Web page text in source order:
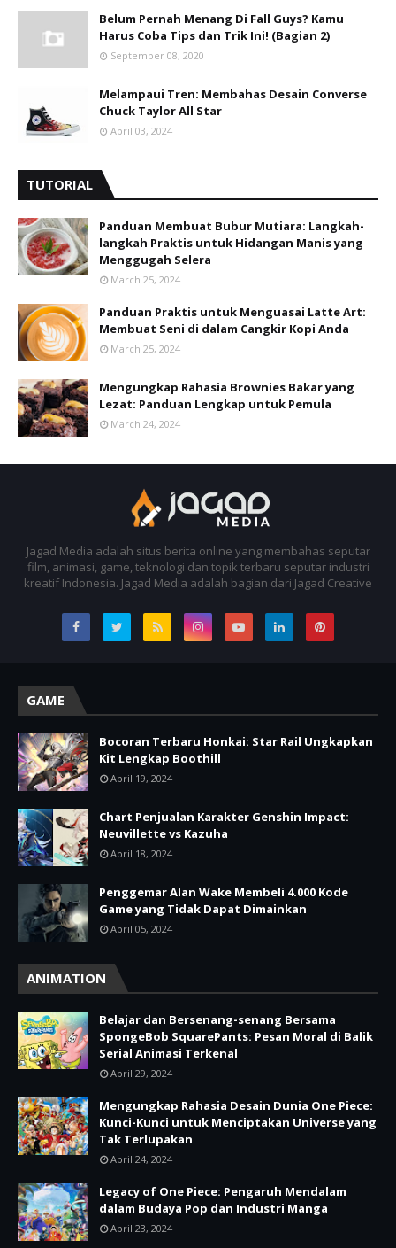
Belum Pernah Menang Di Fall Guys? Kamu
Harus Coba Tips dan Trik Ini! (Bagian 2)
September 08, 2020
Melampaui Tren: Membahas Desain Converse
Chuck Taylor All Star
April 03, 2024
TUTORIAL
Panduan Membuat Bubur Mutiara: Langkah-
langkah Praktis untuk Hidangan Manis yang
Menggugah Selera
March 25, 2024
Panduan Praktis untuk Menguasai Latte Art:
Membuat Seni di dalam Cangkir Kopi Anda
March 25, 2024
Mengungkap Rahasia Brownies Bakar yang
Lezat: Panduan Lengkap untuk Pemula
March 24, 2024
Jagad Media adalah situs berita online yang membahas seputar
film, animasi, game, teknologi dan topik terbaru seputar industri
kreatif Indonesia. Jagad Media adalah bagian dari Jagad Creative
GAME
Bocoran Terbaru Honkai: Star Rail Ungkapkan
Kit Lengkap Boothill
April 19, 2024
Chart Penjualan Karakter Genshin Impact:
Neuvillette vs Kazuha
April 18, 2024
Penggemar Alan Wake Membeli 4.000 Kode
Game yang Tidak Dapat Dimainkan
April 05, 2024
ANIMATION
Belajar dan Bersenang-senang Bersama
SpongeBob SquarePants: Pesan Moral di Balik
Serial Animasi Terkenal
April 29, 2024
Mengungkap Rahasia Desain Dunia One Piece:
Kunci-Kunci untuk Menciptakan Universe yang
Tak Terlupakan
April 24, 2024
Legacy of One Piece: Pengaruh Mendalam
dalam Budaya Pop dan Industri Manga
April 23, 2024